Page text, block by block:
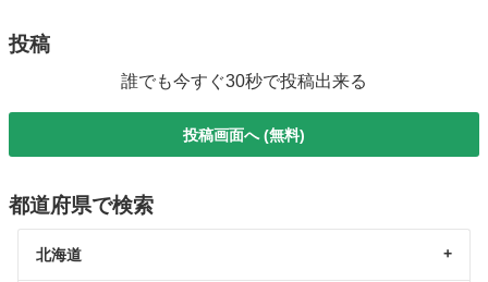
投稿
誰でも今すぐ30秒で投稿出来る
投稿画面へ (無料)
都道府県で検索
北海道